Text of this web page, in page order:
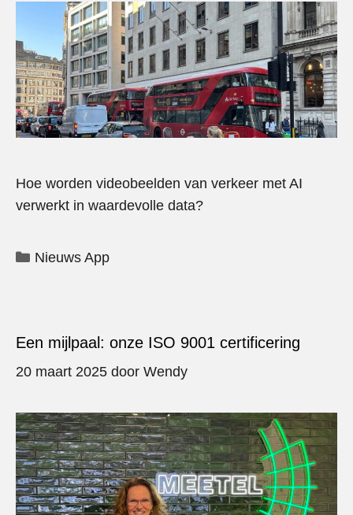
Hoe worden videobeelden van verkeer met AI
verwerkt in waardevolle data?
Categorieën
Nieuws App
Een mijlpaal: onze ISO 9001 certificering
20 maart 2025 door Wendy